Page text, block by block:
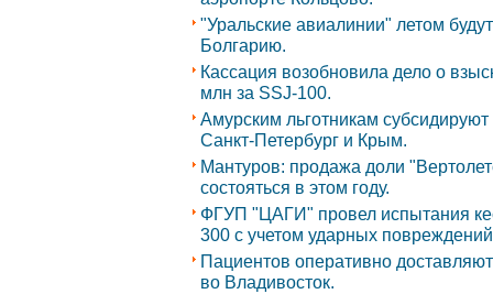
"Уральские авиалинии" летом
Болгарию.
Кассация возобновила дело о
млн за SSJ-100.
Амурским льготникам
Санкт-Петербург и Крым.
Мантуров: продажа доли
состояться в этом году.
ФГУП "ЦАГИ" провел испытания
300 с учетом ударных
Пациентов оперативно
во Владивосток.